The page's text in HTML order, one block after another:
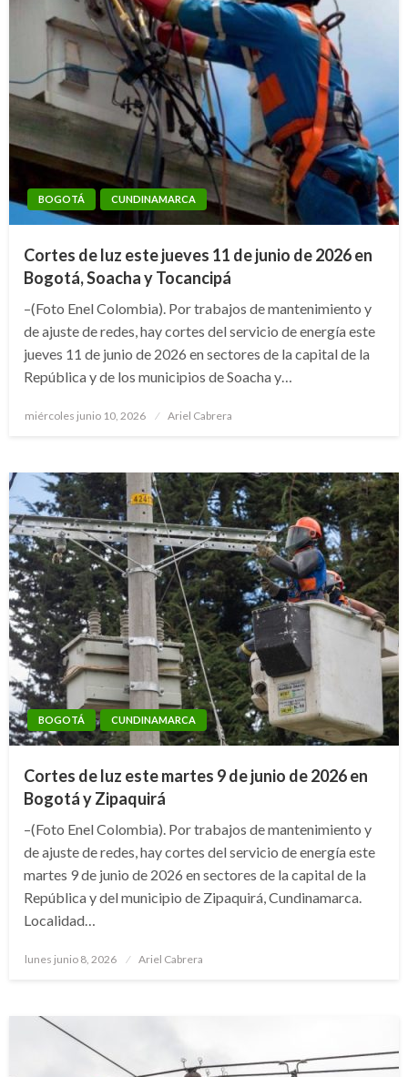
BOGOTÁ CUNDINAMARCA
Cortes de luz este jueves 11 de junio de 2026 en
Bogotá, Soacha y Tocancipá
–(Foto Enel Colombia). Por trabajos de mantenimiento y
de ajuste de redes, hay cortes del servicio de energía este
jueves 11 de junio de 2026 en sectores de la capital de la
República y de los municipios de Soacha y…
Publicado
miércoles junio 10, 2026 Ariel Cabrera
BOGOTÁ CUNDINAMARCA
Cortes de luz este martes 9 de junio de 2026 en
Bogotá y Zipaquirá
–(Foto Enel Colombia). Por trabajos de mantenimiento y
de ajuste de redes, hay cortes del servicio de energía este
martes 9 de junio de 2026 en sectores de la capital de la
República y del municipio de Zipaquirá, Cundinamarca.
Localidad…
Publicado
lunes junio 8, 2026 Ariel Cabrera